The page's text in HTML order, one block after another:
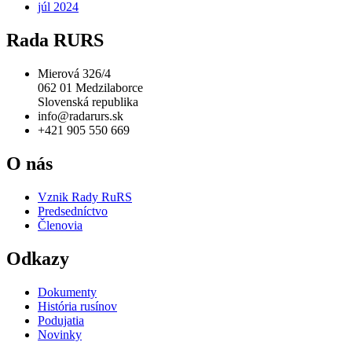
júl 2024
Rada RURS
Mierová 326/4
062 01 Medzilaborce
Slovenská republika
info@radarurs.sk
+421 905 550 669
O nás
Vznik Rady RuRS
Predsedníctvo
Členovia
Odkazy
Dokumenty
História rusínov
Podujatia
Novinky